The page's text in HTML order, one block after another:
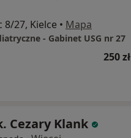
8/27, Kielce • Mapa
- Gabinet USG nr 27
250 zł
Cezary Klank